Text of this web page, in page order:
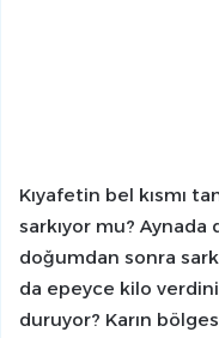
Kıyafetin bel kısmı
sarkıyor mu?
doğumdan sonra
da epeyce kilo
duruyor? Karın